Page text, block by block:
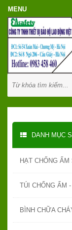
DANH MỤC
HẠT CHỐNG ẨM
TÚI CHỐNG ẨM
BÌNH CHỮA